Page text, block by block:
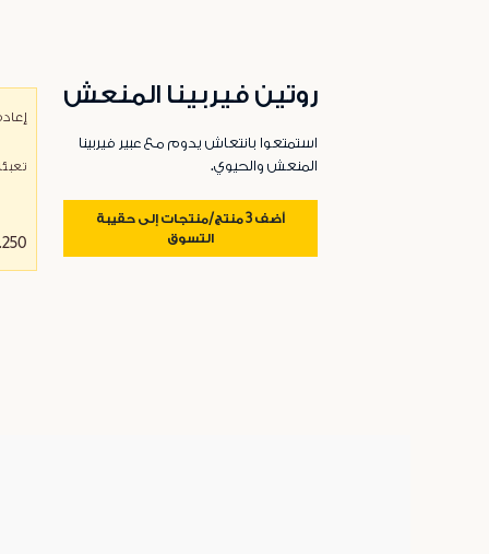
روتين فيربينا المنعش
استمتعوا بانتعاش يدوم مع عبير فيربينا
المنعش والحيوي.
أضف 3 منتج/منتجات إلى حقيبة
التسوق
تعبئة -